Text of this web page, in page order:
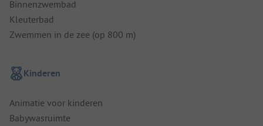
Binnenzwembad
Kleuterbad
Zwemmen in de zee (op 800 m)
Kinderen
Animatie voor kinderen
Babywasruimte